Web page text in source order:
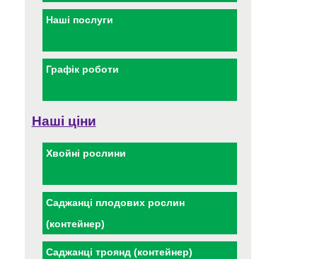
Наші послуги
Графік роботи
Наші ціни
Хвойні рослини
Саджанці плодових рослин
(контейнер)
Саджанці троянд (контейнер)